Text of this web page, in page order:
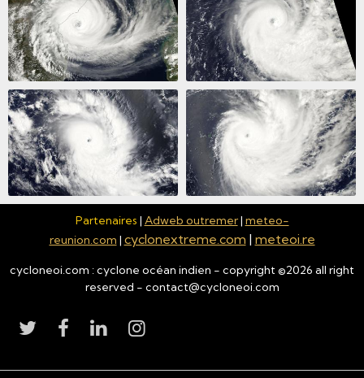
Partenaires | Adweb outremer| meteo-
reunion.com | cyclonextreme.com | meteoi.re
cycloneoi.com : cyclone océan indien - copyright ©2026 all right
reserved - contact@cycloneoi.com